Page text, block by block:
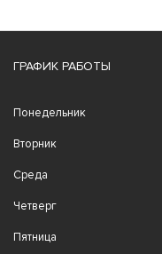
ГРАФИК РАБОТЫ
Понедельник
Вторник
Среда
Четверг
Пятница